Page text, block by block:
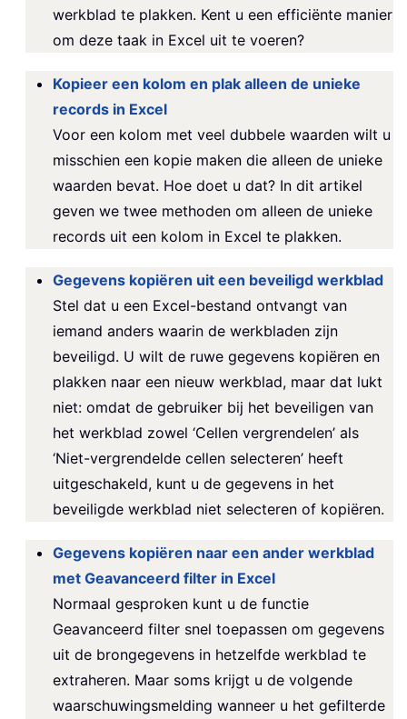
werkblad te plakken. Kent u een efficiënte manier
om deze taak in Excel uit te voeren?
Kopieer een kolom en plak alleen de unieke
records in Excel
Voor een kolom met veel dubbele waarden wilt u
misschien een kopie maken die alleen de unieke
waarden bevat. Hoe doet u dat? In dit artikel
geven we twee methoden om alleen de unieke
records uit een kolom in Excel te plakken.
Gegevens kopiëren uit een beveiligd werkblad
Stel dat u een Excel-bestand ontvangt van
iemand anders waarin de werkbladen zijn
beveiligd. U wilt de ruwe gegevens kopiëren en
plakken naar een nieuw werkblad, maar dat lukt
niet: omdat de gebruiker bij het beveiligen van
het werkblad zowel ‘Cellen vergrendelen’ als
‘Niet-vergrendelde cellen selecteren’ heeft
uitgeschakeld, kunt u de gegevens in het
beveiligde werkblad niet selecteren of kopiëren.
Gegevens kopiëren naar een ander werkblad
met Geavanceerd filter in Excel
Normaal gesproken kunt u de functie
Geavanceerd filter snel toepassen om gegevens
uit de brongegevens in hetzelfde werkblad te
extraheren. Maar soms krijgt u de volgende
waarschuwingsmelding wanneer u het gefilterde